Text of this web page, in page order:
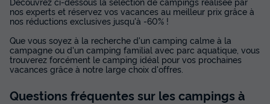
nos experts et réservez vos vacances au meilleur prix grâce à
nos réductions exclusives jusqu'à -60% !
Que vous soyez à la recherche d'un camping calme à la
campagne ou d'un camping familial avec parc aquatique, vous
trouverez forcément le camping idéal pour vos prochaines
vacances grâce à notre large choix d'offres.
Questions fréquentes sur les campings à